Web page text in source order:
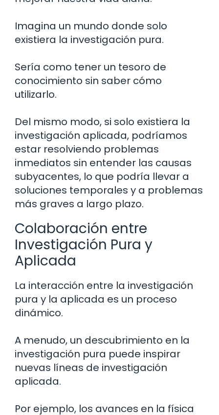
Imagina un mundo donde solo
existiera la investigación pura.
Sería como tener un tesoro de
conocimiento sin saber cómo
utilizarlo.
Del mismo modo, si solo existiera la
investigación aplicada, podríamos
estar resolviendo problemas
inmediatos sin entender las causas
subyacentes, lo que podría llevar a
soluciones temporales y a problemas
más graves a largo plazo.
Colaboración entre
Investigación Pura y
Aplicada
La interacción entre la investigación
pura y la aplicada es un proceso
dinámico.
A menudo, un descubrimiento en la
investigación pura puede inspirar
nuevas líneas de investigación
aplicada.
Por ejemplo, los avances en la física